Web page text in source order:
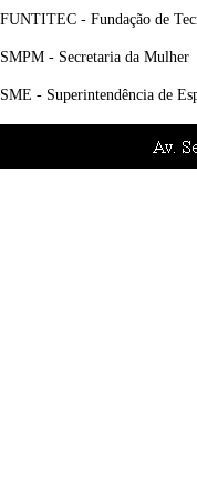
FUNTITEC - Fundação de
SMPM - Secretaria da Mulher
SME - Superintendência de